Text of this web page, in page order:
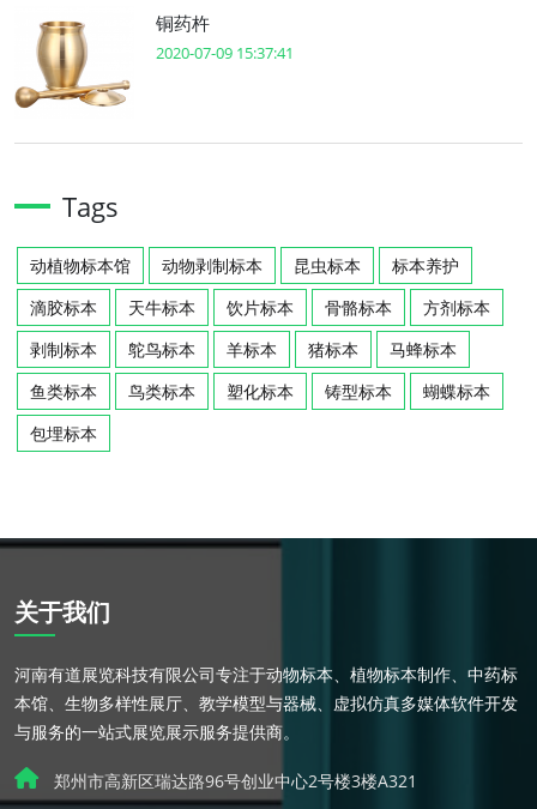
铜药杵
2020-07-09 15:37:41
Tags
动植物标本馆 动物剥制标本 昆虫标本
标本养护
滴胶标本
天牛标本 饮片标本 骨骼标本
方剂标本
剥制标本
鸵鸟标本 羊标本 猪标本
马蜂标本
鱼类标本
鸟类标本 塑化标本 铸型标本
蝴蝶标本
包埋标本
关于我们
河南有道展览科技有限公司专注于动物标本、植物标本制作、中药标
本馆、生物多样性展厅、教学模型与器械、虚拟仿真多媒体软件开发
与服务的一站式展览展示服务提供商。
郑州市高新区瑞达路96号创业中心2号楼3楼A321